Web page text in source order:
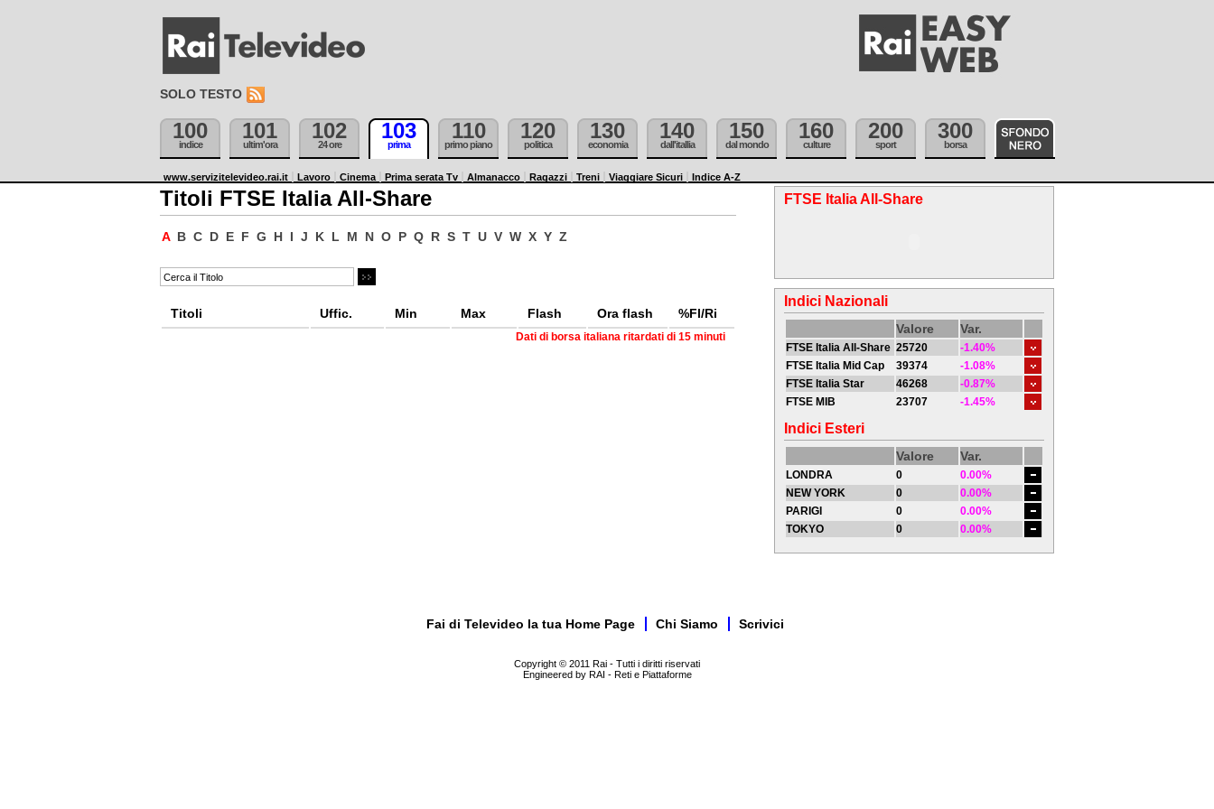
SOLO TESTO
100
indice
101
ultim'ora
102
24 ore
103
prima
110
primo piano
120
politica
130
economia
140
dall'itallia
150
dal mondo
160
culture
200
sport
300
borsa
www.servizitelevideo.rai.it Lavoro Cinema Prima serata Tv Almanacco Ragazzi Treni Viaggiare Sicuri Indice A-Z
Titoli FTSE Italia All-Share
A B C D E F G H I J K L M N O P Q R S T U V W X Y Z
Titoli Uffic. Min Max Flash Ora flash %Fl/Ri
Dati di borsa italiana ritardati di 15 minuti
FTSE Italia All-Share
Indici Nazionali
Valore Var.
FTSE Italia All-Share 25720
-1.40%
FTSE Italia Mid Cap
39374
-1.08%
FTSE Italia Star
46268
-0.87%
FTSE MIB
23707 -1.45%
Indici Esteri
Valore Var.
LONDRA 0
0.00%
NEW YORK
0
0.00%
PARIGI
0
0.00%
TOKYO
0 0.00%
Fai di Televideo la tua Home Page Chi Siamo Scrivici
Copyright © 2011 Rai - Tutti i diritti riservati
Engineered by RAI - Reti e Piattaforme